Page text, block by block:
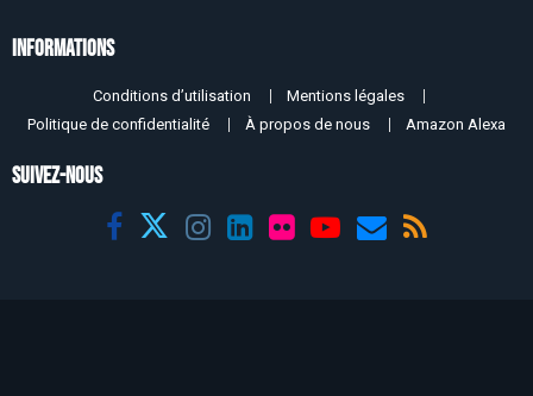
Informations
Conditions d’utilisation
Mentions légales
Politique de confidentialité
À propos de nous Amazon Alexa
SUIVEZ-NOUS